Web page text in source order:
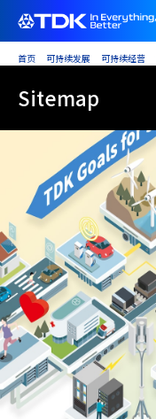
内
首页 可持续发展 可持续经营
容
Sitemap
Sustainability HOME